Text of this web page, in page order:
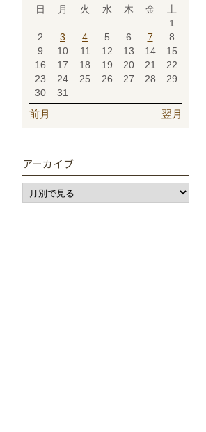
日 月 火 水 木 金
土
1
2
3 4 5 6 7
8
9
10 11 12 13 14
15
16
17 18 19 20 21
22
23
24 25 26 27 28
29
30
31
前月 翌月
アーカイブ